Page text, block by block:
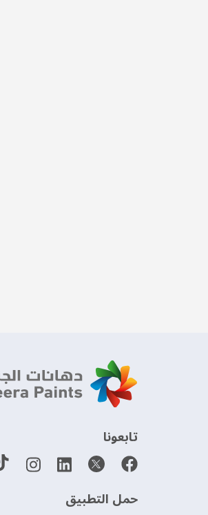
‫تابعونا‬
حمل التطبيق